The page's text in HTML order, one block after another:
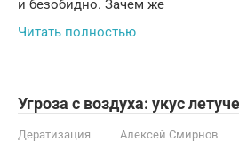
и безобидно. Зачем же
Читать полностью
Угроза с воздуха: укус
Дератизация Алексей Смирнов